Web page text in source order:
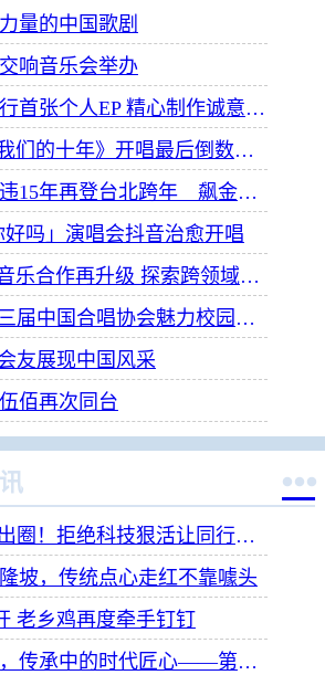
量的中国歌剧
响音乐会举办
虞书欣生日当天发行首张个人EP 精心制作诚意满满
港台麋先生《WE 我们的十年》开唱最后倒数 惊喜释出10周年纪念单曲宠粉
文艺天后刘若英睽违15年再登台北跨年 飙金嗓演唱经典招牌歌掀回忆杀
好吗」演唱会抖音治愈开唱
《光·遇》x网易云音乐合作再升级 探索跨领域社交新体验
“唱响新时代”第十三届中国合唱协会魅力校园合唱展演开幕
友展现中国风采
佰再次同台

火锅外卖“反套路”出圈！拒绝科技狠活让同行颤抖
坡，传统点心走红不靠噱头
老乡鸡再度牵手钉钉
指尖上的千年面艺，传承中的时代匠心——第八届“安琪酵母杯”中华发酵面食大赛武汉赛区开赛